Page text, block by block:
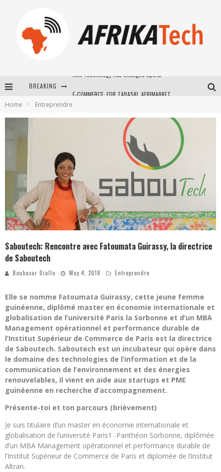
BREAKING
How Technology Has Changed Sports
Home Entreprendre
Saboutech: Rencontre avec Fatoumata Guirassy, la directrice
de Saboutech
Boubacar Diallo May 4, 2018 Entreprendre
Elle se nomme Fatoumata Guirassy, cette jeune femme
guinéenne, diplômé master en économie internationale et
globalisation de l’université Paris la Sorbonne et d’un MBA
Management opérationnel et performance durable de
l’Institut Supérieur de Commerce de Paris est la directrice
de Saboutech. Saboutech est un incubateur qui opère dans
le domaine des technologies de l’information et de la
communication de l’environnement et des énergies
renouvelables, il vient en aide aux startups et PME
guinéenne en recherche d’accompagnement.
Présente-toi et ton parcours (brièvement)
Je suis titulaire d’un master en économie internationale et
globalisation de l’université Paris1 -Panthéon Sorbonne, diplômée
d’un MBA Management opérationnel et performance durable de
l’Institut Supérieur de Commerce de Paris et diplomée de l’institut
Altran.